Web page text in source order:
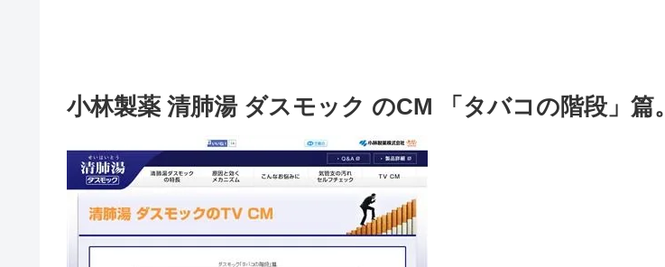
小林製薬 清肺湯 ダスモック のCM 「タバコの階段」篇。